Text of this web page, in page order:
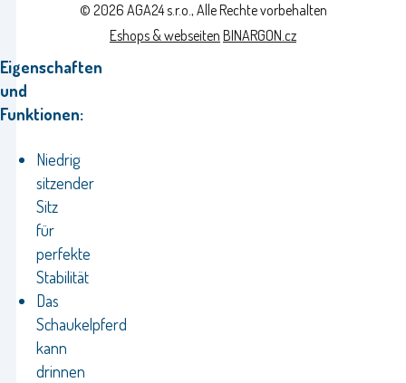
Eigenschaften
und
Funktionen:
Niedrig
sitzender
Sitz
für
perfekte
Stabilität
Das
Schaukelpferd
kann
drinnen
© 2026 AGA24 s.r.o., Alle Rechte vorbehalten
Eshops & webseiten BINARGON.cz